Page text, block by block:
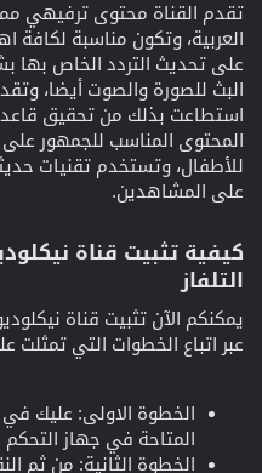
تقدم القناة محتوى ترفيهي
العربية، وتكون مناسبة لكافة
على تحديث التردد الخاص
البث للصورة والصوت أيضا،
استطاعت بذلك من تحقيق
المحتوى المناسب للجمهور على
للأطفال، وتستخدم تقنيات
على المشاهدين.
كيفية تثبيت قناة
التلفاز​
يمكنكم الآن تثبيت قناة
عبر اتباع الخطوات التي تمثلت
الخطوة الاولى: عليك في
المتاحة في جهاز التحكم
الخطوة الثانية: من ثم